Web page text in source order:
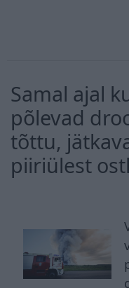
Samal ajal
põlevad
tõttu,
piiriülest